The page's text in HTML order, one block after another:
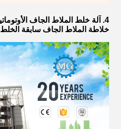
خلاطة الملاط الجاف سابقة الخلط